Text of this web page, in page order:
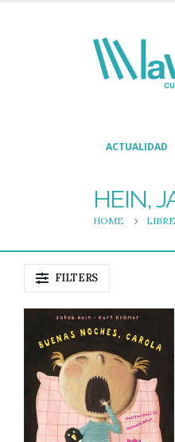
ACTUALIDAD
HEIN,
HOME
FILTERS